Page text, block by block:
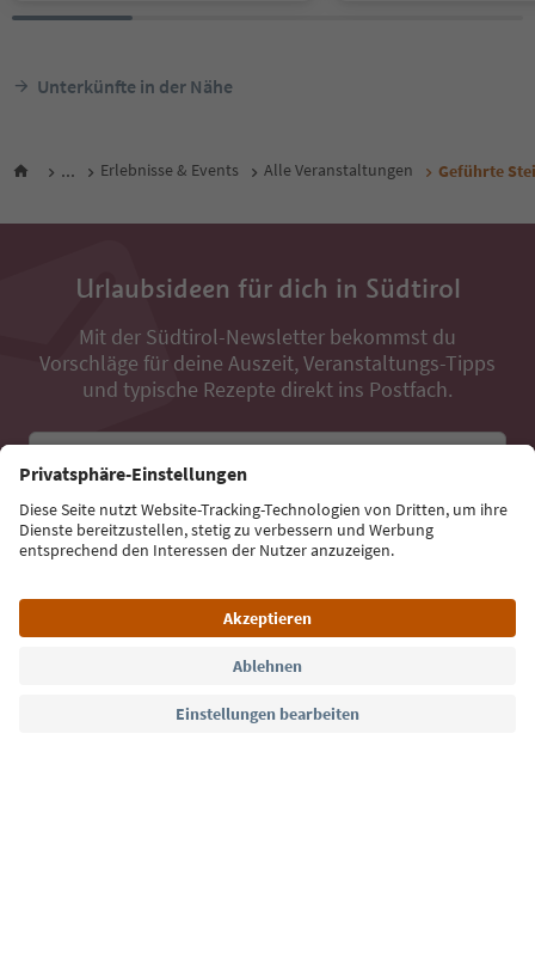
Unterkünfte in der Nähe
... Erlebnisse & Events Alle Veranstaltungen Geführte
Urlaubsideen für dich in Südtirol
Mit der Südtirol-Newsletter bekommst du
Vorschläge für deine Auszeit, Veranstaltungs-Tipps
und typische Rezepte direkt ins Postfach.
Jetzt anmelden